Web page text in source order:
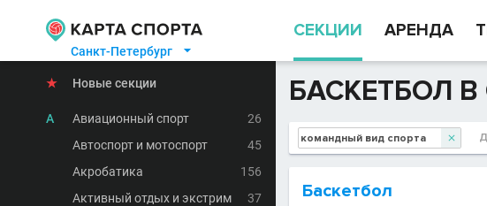
Санкт-Петербург 
СЕКЦИИ АРЕНДА
★ Новые секции
А Авиационный спорт
26
Автоспорт и мотоспорт
45
Акробатика
156
Активный отдых и экстрим
37
БАСКЕТБОЛ

Баскетбол